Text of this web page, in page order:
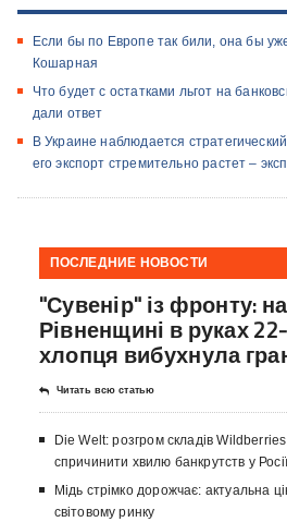
Если бы по Европе так били, она бы
Кошарная
Что будет с остатками льгот на
дали ответ
В Украине наблюдается
его экспорт стремительно растет –
ПОСЛЕДНИЕ НОВОСТИ
"Сувенір" із фронту: на
Рівненщині в руках
хлопця вибухнула
Читать всю статью
Die Welt: розгром складів
спричинити хвилю банкрутств у Росії
Мідь стрімко дорожчає: актуальна
світовому ринку